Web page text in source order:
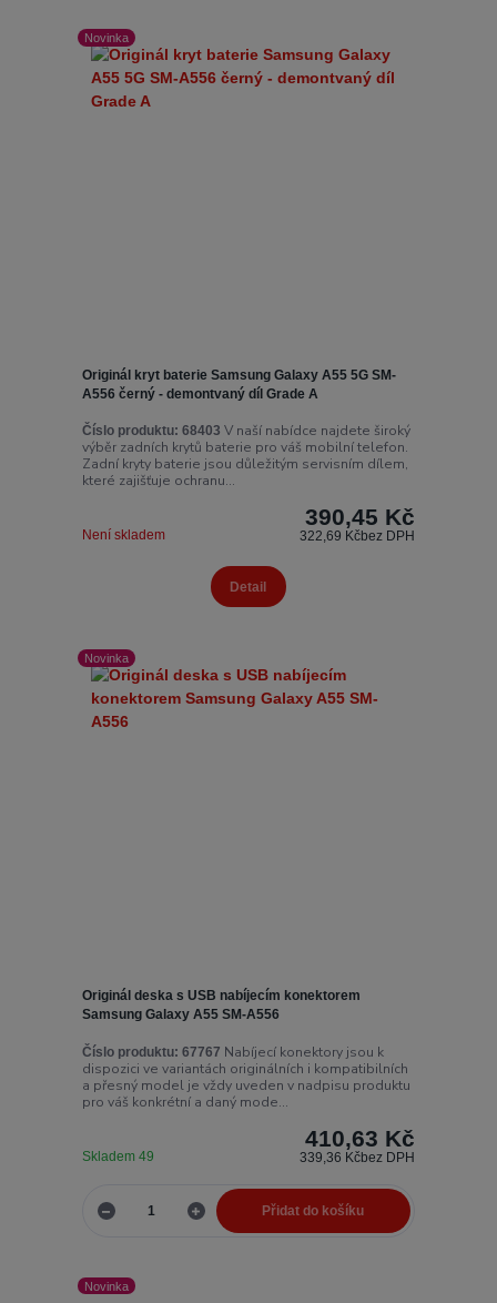
Novinka
Originál kryt baterie Samsung Galaxy A55 5G SM-
A556 černý - demontvaný díl Grade A
Číslo produktu: 68403 V naší nabídce najdete široký
výběr zadních krytů baterie pro váš mobilní telefon.
Zadní kryty baterie jsou důležitým servisním dílem,
které zajišťuje ochranu...
390,45 Kč
322,69 Kčbez DPH
Není skladem
Detail
Novinka
Originál deska s USB nabíjecím konektorem
Samsung Galaxy A55 SM-A556
Číslo produktu: 67767 Nabíjecí konektory jsou k
dispozici ve variantách originálních i kompatibilních
a přesný model je vždy uveden v nadpisu produktu
pro váš konkrétní a daný mode...
410,63 Kč
339,36 Kčbez DPH
Skladem 49
Přidat do košíku
Novinka